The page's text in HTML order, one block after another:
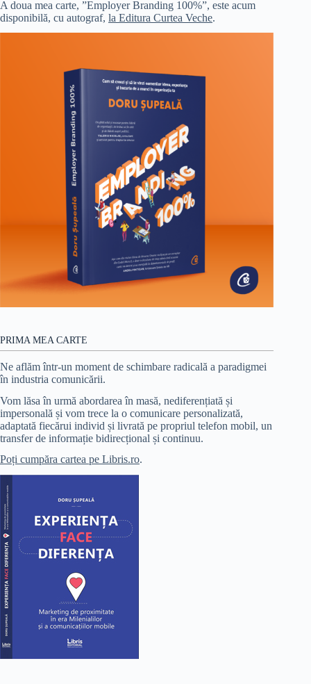
A doua mea carte, ”Employer Branding 100%”, este acum
disponibilă, cu autograf, la Editura Curtea Veche.
PRIMA MEA CARTE
Ne aflăm într-un moment de schimbare radicală a paradigmei
în industria comunicării.
Vom lăsa în urmă abordarea în masă, nediferențiată și
impersonală și vom trece la o comunicare personalizată,
adaptată fiecărui individ și livrată pe propriul telefon mobil, un
transfer de informație bidirecțional și continuu.
Poți cumpăra cartea pe Libris.ro.